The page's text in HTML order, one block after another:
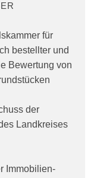
für
bestellter und
Bewertung von
der
Landkreises
Immobilien-